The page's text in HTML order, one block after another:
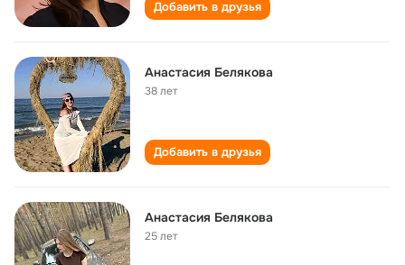
Добавить в друзья
Анастасия Белякова
38 лет
Добавить в друзья
Анастасия Белякова
25 лет